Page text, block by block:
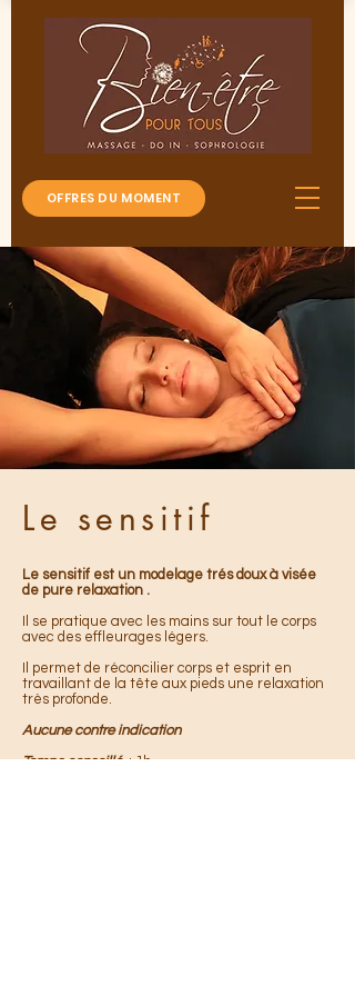
OFFRES DU MOMENT
Le sensitif
Le sensitif est un modelage trés doux à visée
de pure relaxation .
Il se pratique avec les mains sur tout le corps
avec des effleurages légers.
Il permet de réconcilier corps et esprit en
travaillant de la tête aux pieds une relaxation
très profonde.
Aucune contre indication
Temps conseillé: 1h